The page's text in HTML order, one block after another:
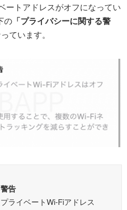
ートアドレスがオフになってい
の 「プライバシーに関する警
ています。
告
ライベートWi-Fiアドレス